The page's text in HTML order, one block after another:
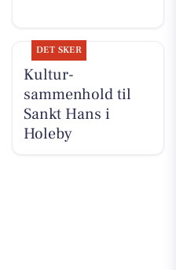
DET SKER
Kultur-
sammenhold til
Sankt Hans i
Holeby